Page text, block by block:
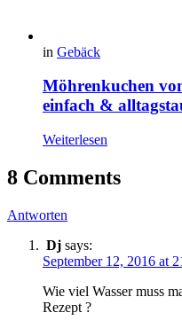
in Gebäck
Möhrenkuchen
einfach &
Weiterlesen
8 Comments
Antworten
Dj says:
September 12, 2016 at
Wie viel Wasser muss
Rezept ?